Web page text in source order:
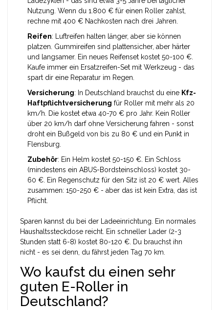
Nutzung. Wenn du 1.800 € für einen Roller zahlst,
rechne mit 400 € Nachkosten nach drei Jahren.
Reifen: Luftreifen halten länger, aber sie können
platzen. Gummireifen sind plattensicher, aber härter
und langsamer. Ein neues Reifenset kostet 50-100 €.
Kaufe immer ein Ersatzreifen-Set mit Werkzeug - das
spart dir eine Reparatur im Regen.
Versicherung: In Deutschland brauchst du eine Kfz-
Haftpflichtversicherung für Roller mit mehr als 20
km/h. Die kostet etwa 40-70 € pro Jahr. Kein Roller
über 20 km/h darf ohne Versicherung fahren - sonst
droht ein Bußgeld von bis zu 80 € und ein Punkt in
Flensburg.
Zubehör: Ein Helm kostet 50-150 €. Ein Schloss
(mindestens ein ABUS-Bordsteinschloss) kostet 30-
60 €. Ein Regenschutz für den Sitz ist 20 € wert. Alles
zusammen: 150-250 € - aber das ist kein Extra, das ist
Pflicht.
Sparen kannst du bei der Ladeeinrichtung. Ein normales
Haushaltssteckdose reicht. Ein schneller Lader (2-3
Stunden statt 6-8) kostet 80-120 €. Du brauchst ihn
nicht - es sei denn, du fährst jeden Tag 70 km.
Wo kaufst du einen sehr
guten E-Roller in
Deutschland?